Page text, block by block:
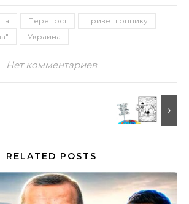
Перепост
привет гопнику
Украина
Нет комментариев
RELATED POSTS